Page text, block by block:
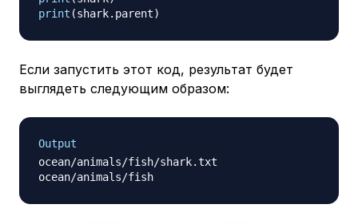
print (shark. parent)
Если запустить этот код, результат будет
выглядеть следующим образом:
Output
ocean/animals/fish/shark.txt